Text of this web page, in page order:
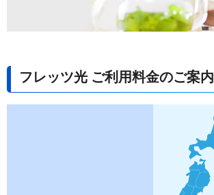
フレッツ光 ご利用料金のご案内